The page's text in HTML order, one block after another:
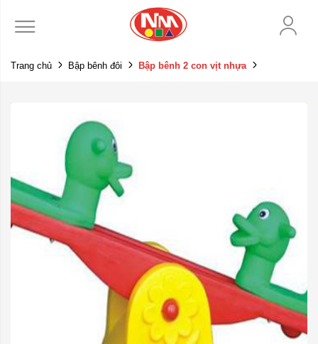
Trang chủ Bập bênh đôi Bập bênh 2 con vịt nhựa